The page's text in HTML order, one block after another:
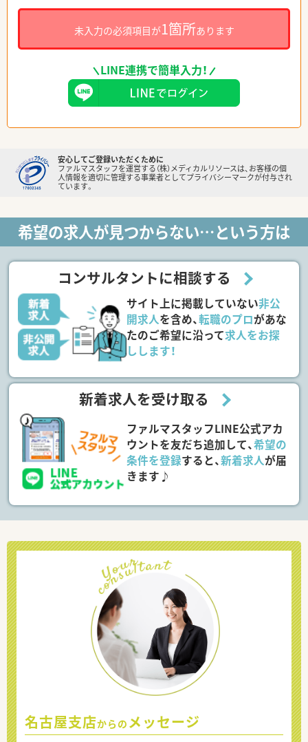
未入力の必須項目が1箇所あります
LINE連携で簡単入力！
安心してご登録いただくために
ファルマスタッフを運営する（株）メディカルリソースは、お客様の個
人情報を適切に管理する事業者としてプライバシーマークが付与され
ています。
希望の求人が見つからない…という方は
コンサルタントに相談する
サイト上に掲載していない非公
開求人を含め、転職のプロがあな
たのご希望に沿って求人をお探
しします！
新着求人を受け取る
ファルマスタッフLINE公式アカ
ウントを友だち追加して、希望の
条件を登録すると、新着求人が届
きます♪
名古屋支店からの メッセージ